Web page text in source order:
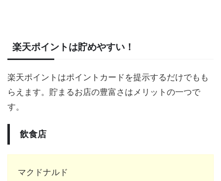
楽天ポイントは貯めやすい！
楽天ポイントはポイントカードを提示するだけでもも
らえます。貯まるお店の豊富さはメリットの一つで
す。
飲食店
マクドナルド